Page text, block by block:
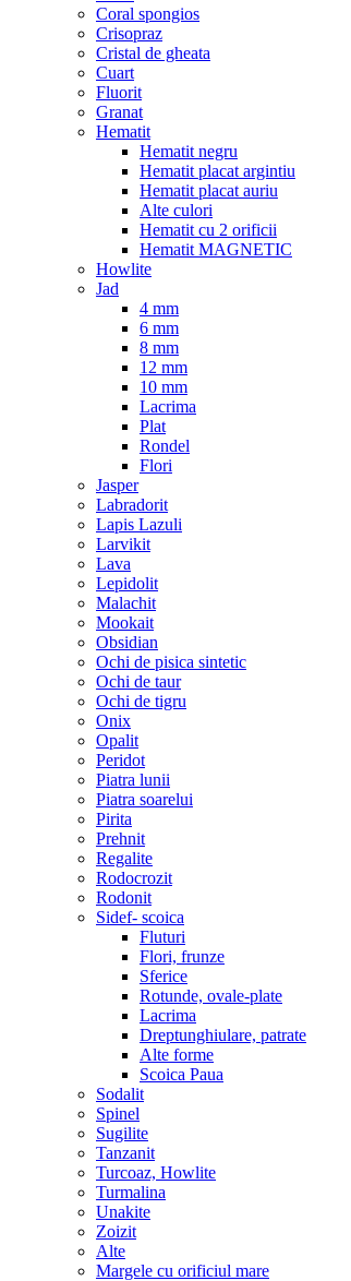
Coral spongios
Crisopraz
Cristal de gheata
Cuart
Fluorit
Granat
Hematit
Hematit negru
Hematit placat argintiu
Hematit placat auriu
Alte culori
Hematit cu 2 orificii
Hematit MAGNETIC
Howlite
Jad
4 mm
6 mm
8 mm
12 mm
10 mm
Lacrima
Plat
Rondel
Flori
Jasper
Labradorit
Lapis Lazuli
Larvikit
Lava
Lepidolit
Malachit
Mookait
Obsidian
Ochi de pisica sintetic
Ochi de taur
Ochi de tigru
Onix
Opalit
Peridot
Piatra lunii
Piatra soarelui
Pirita
Prehnit
Regalite
Rodocrozit
Rodonit
Sidef- scoica
Fluturi
Flori, frunze
Sferice
Rotunde, ovale-plate
Lacrima
Dreptunghiulare, patrate
Alte forme
Scoica Paua
Sodalit
Spinel
Sugilite
Tanzanit
Turcoaz, Howlite
Turmalina
Unakite
Zoizit
Alte
Margele cu orificiul mare